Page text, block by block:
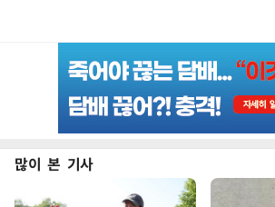
많이 본 기사